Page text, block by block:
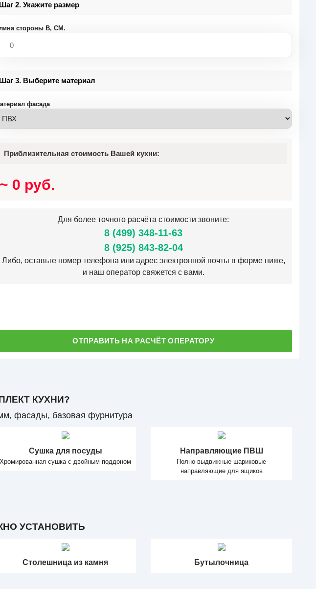
Шаг 2. Укажите размер
стороны B, СМ.
Шаг 3. Выберите материал
фасада
Приблизительная стоимость Вашей кухни:
~ 0 руб.
Для более точного расчёта стоимости звоните:
8 (499) 348-11-63
8 (925) 843-82-04
Либо, оставьте номер телефона или адрес электронной почты в форме ниже,
и наш оператор свяжется с вами.
ОТПРАВИТЬ НА РАСЧЁТ ОПЕРАТОРУ
КУХНИ?
фасады, базовая фурнитура
Сушка для посуды
Хромированная сушка с двойным поддоном
Направляющие ПВШ
Полно-выдвижные шариковые
направляющие для ящиков
УСТАНОВИТЬ
Столешница из камня Бутылочница